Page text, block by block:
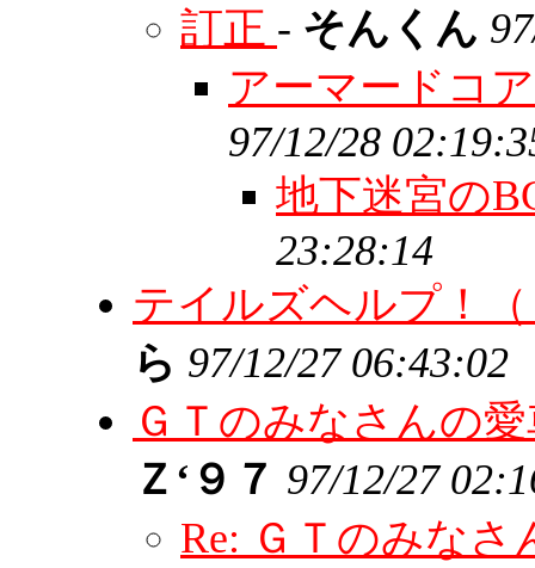
訂正 - そんくん
アーマードコ
97/12/28
地下迷宮の
23:28:14
テイルズヘルプ！
ら 97/12/27 06:43:02
ＧＴのみなさんの
Ｚ‘９７ 97/12/27
Re: ＧＴのみな